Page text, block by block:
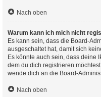
Nach oben
Warum kann ich mich nicht
Es kann sein, dass die Board-
ausgeschaltet hat, damit sich
Es könnte auch sein, dass deine
dem du dich registrieren
wende dich an die Board-
Nach oben